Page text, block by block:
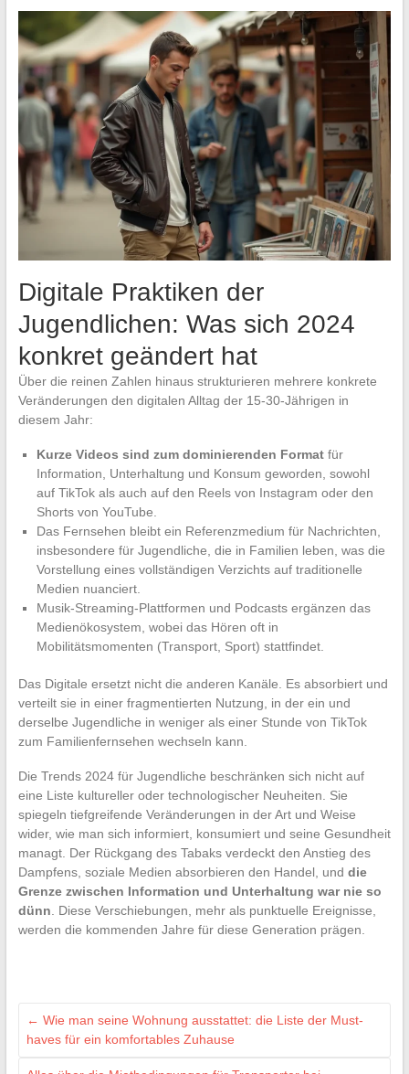
Digitale Praktiken der
Jugendlichen: Was sich 2024
konkret geändert hat
Über die reinen Zahlen hinaus strukturieren mehrere konkrete
Veränderungen den digitalen Alltag der 15-30-Jährigen in
diesem Jahr:
Kurze Videos sind zum dominierenden Formatfür
Information, Unterhaltung und Konsum geworden, sowohl
auf TikTok als auch auf den Reels von Instagram oder den
Shorts von YouTube.
Das Fernsehen bleibt ein Referenzmedium für Nachrichten,
insbesondere für Jugendliche, die in Familien leben, was die
Vorstellung eines vollständigen Verzichts auf traditionelle
Medien nuanciert.
Musik-Streaming-Plattformen und Podcasts ergänzen das
Medienökosystem, wobei das Hören oft in
Mobilitätsmomenten (Transport, Sport) stattfindet.
Das Digitale ersetzt nicht die anderen Kanäle. Es absorbiert und
verteilt sie in einer fragmentierten Nutzung, in der ein und
derselbe Jugendliche in weniger als einer Stunde von TikTok
zum Familienfernsehen wechseln kann.
Die Trends 2024 für Jugendliche beschränken sich nicht auf
eine Liste kultureller oder technologischer Neuheiten. Sie
spiegeln tiefgreifende Veränderungen in der Art und Weise
wider, wie man sich informiert, konsumiert und seine Gesundheit
managt. Der Rückgang des Tabaks verdeckt den Anstieg des
Dampfens, soziale Medien absorbieren den Handel, und die
Grenze zwischen Information und Unterhaltung war nie so
dünn . Diese Verschiebungen, mehr als punktuelle Ereignisse,
werden die kommenden Jahre für diese Generation prägen.
← Wie man seine Wohnung ausstattet: die Liste der Must-
haves für ein komfortables Zuhause